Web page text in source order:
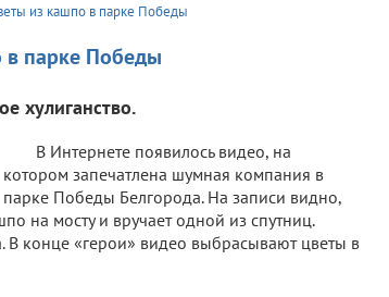
из кашпо в парке Победы
в парке Победы
хулиганство.
В Интернете появилось видео, на
котором запечатлена шумная компания в
парке Победы Белгорода. На записи видно,
на мосту и вручает одной из спутниц.
В конце «герои» видео выбрасывают цветы в